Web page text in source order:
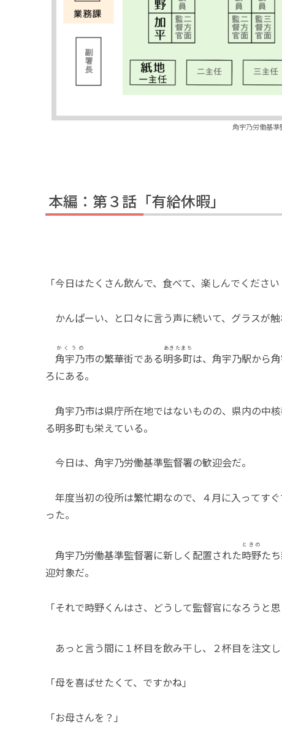
角宇乃労働基準
本編：第３話「有給休暇」
「今日はたくさん飲んで、食べて、楽しんでくださ
かんぱーい、と口々に言う声に続いて、グラスが触
角宇乃
かくうの
市の繁華街である明多町
あきたまち
は、角宇乃駅から
ろにある。
角宇乃市は県庁所在地ではないものの、県内の中
る明多町も栄えている。
今日は、角宇乃労働基準監督署の歓迎会だ。
年度当初の役所は繁忙期なので、４月に入ってす
った。
角宇乃労働基準監督署に新しく配置された時野
ときの
た
迎対象だ。
「それで時野くんはさ、どうして監督官になろうと思
あっと言う間に１杯目を飲み干し、２杯目を注文
「母を喜ばせたくて、ですかね」
「お母さんを？」